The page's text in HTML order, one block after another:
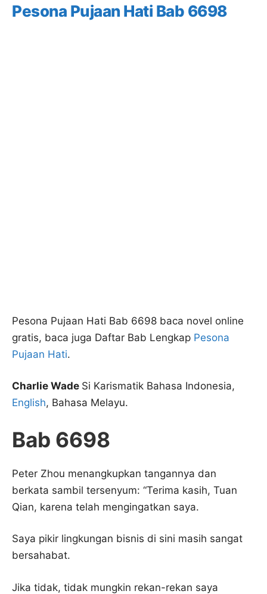
Pesona Pujaan Hati Bab 6698
Pesona Pujaan Hati Bab 6698 baca novel online
gratis, baca juga Daftar Bab Lengkap Pesona
Pujaan Hati.
Charlie Wade Si Karismatik Bahasa Indonesia,
English, Bahasa Melayu.
Bab 6698
Peter Zhou menangkupkan tangannya dan
berkata sambil tersenyum: “Terima kasih, Tuan
Qian, karena telah mengingatkan saya.
Saya pikir lingkungan bisnis di sini masih sangat
bersahabat.
Jika tidak, tidak mungkin rekan-rekan saya